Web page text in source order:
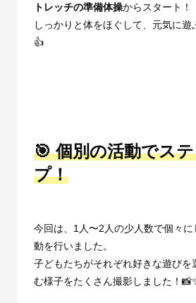
トレッチの準備体操からスタート！
しっかりと体をほぐして、元気に
👍
🎯 個別の活動でス
プ！
今回は、 1 人〜2 人の少人数で個々
動を行いました。
子どもたちがそれぞれ好きな遊びを
む様子をたくさん撮影しました！